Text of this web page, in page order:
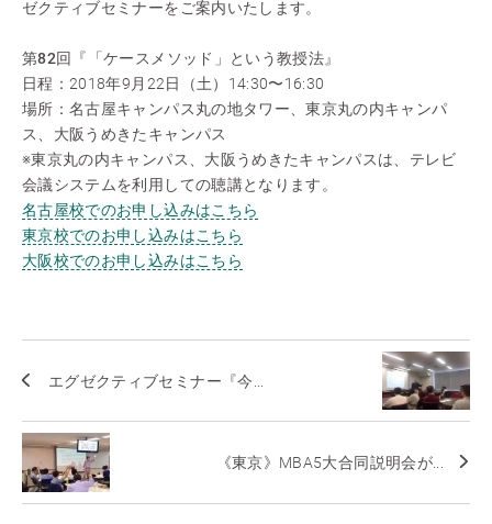
ゼクティブセミナーをご案内いたします。
第82回『「ケースメソッド」という教授法』
日程：2018年9月22日（土）14:30〜16:30
場所：名古屋キャンパス丸の地タワー、東京丸の内キャンパ
ス、大阪うめきたキャンパス
※東京丸の内キャンパス、大阪うめきたキャンパスは、テレビ
会議システムを利用しての聴講となります。
名古屋校でのお申し込みはこちら
東京校でのお申し込みはこちら
大阪校でのお申し込みはこちら
エグゼクティブセミナー『今...
《東京》MBA5大合同説明会が...